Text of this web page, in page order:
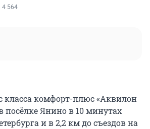
4 564
комфорт-плюс «Аквилон
посёлке Янино в 10 минутах
и в 2,2 км до съездов на